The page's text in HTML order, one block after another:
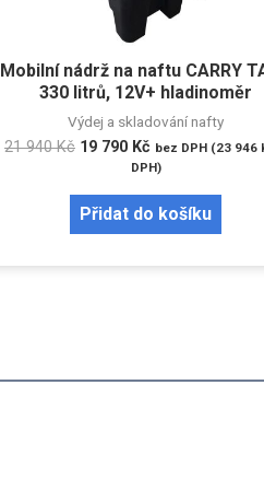
Mobilní nádrž na naftu CARRY
330 litrů, 12V+ hladinoměr
Výdej a skladování nafty
21 940Kč 19 790 Kč bez DPH (23 946
DPH)
Přidat do košíku